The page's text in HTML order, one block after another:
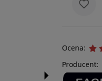
Ocena:
Producent: